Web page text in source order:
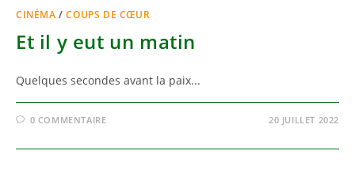
CINÉMA /COUPS DE CŒUR
Et il y eut un matin
Quelques secondes avant la paix...
0 COMMENTAIRE 20 JUILLET 2022